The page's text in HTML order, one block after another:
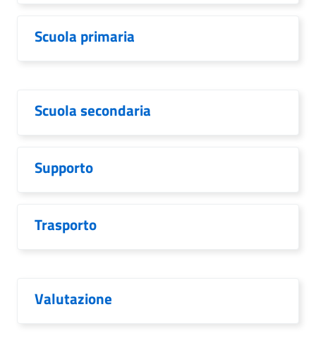
Scuola primaria
Scuola secondaria
Supporto
Trasporto
Valutazione